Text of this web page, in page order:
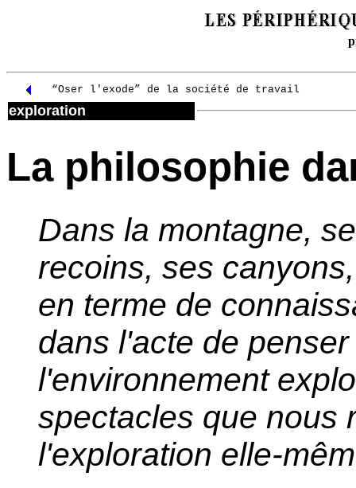
“Oser l'exode” de la société de travail
exploration
La philosophie
Dans la montagne,
recoins, ses
en terme de
dans l'acte de
l'environnement
spectacles que nous
l'exploration elle-